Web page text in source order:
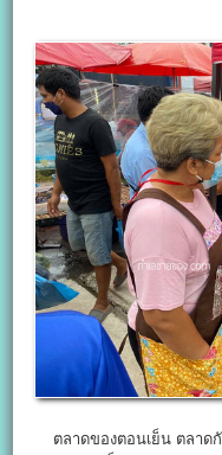
ตลาดของตอนเย็น ตลาด